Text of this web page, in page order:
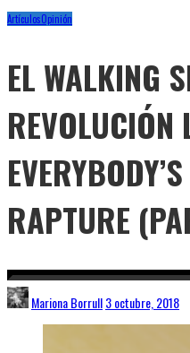
ArtículosOpinión
EL WALKING
REVOLUCIÓN
RAPTURE
Mariona Borrull3 octubre, 2018